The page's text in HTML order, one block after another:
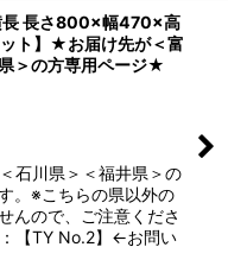
長 長さ800×幅470×高
ト】★お届け先が＜富
＞の方専用ページ★
石川県＞＜福井県＞の
。※こちらの県以外の
んので、ご注意くださ
【TY No.2】←お問い